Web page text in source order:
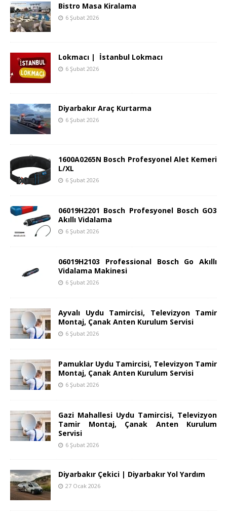
Bistro Masa Kiralama
6 Şubat 2026
Lokmacı | İstanbul Lokmacı
6 Şubat 2026
Diyarbakır Araç Kurtarma
6 Şubat 2026
1600A0265N Bosch Profesyonel Alet Kemeri
L/XL
6 Şubat 2026
06019H2201 Bosch Profesyonel Bosch GO3
Akıllı Vidalama
6 Şubat 2026
06019H2103 Professional Bosch Go Akıllı
Vidalama Makinesi
6 Şubat 2026
Ayvalı Uydu Tamircisi, Televizyon Tamir
Montaj, Çanak Anten Kurulum Servisi
6 Şubat 2026
Pamuklar Uydu Tamircisi, Televizyon Tamir
Montaj, Çanak Anten Kurulum Servisi
6 Şubat 2026
Gazi Mahallesi Uydu Tamircisi, Televizyon
Tamir Montaj, Çanak Anten Kurulum
Servisi
6 Şubat 2026
Diyarbakır Çekici | Diyarbakır Yol Yardım
27 Ocak 2026